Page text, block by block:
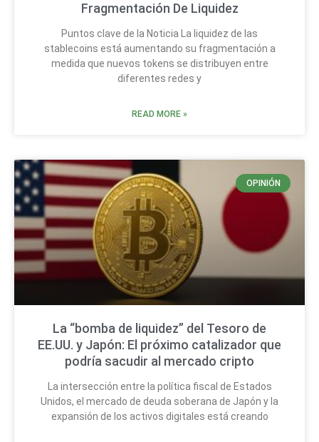
Fragmentación De Liquidez
Puntos clave de la Noticia La liquidez de las
stablecoins está aumentando su fragmentación a
medida que nuevos tokens se distribuyen entre
diferentes redes y
READ MORE »
OPINIÓN
La “bomba de liquidez” del Tesoro de
EE.UU. y Japón: El próximo catalizador que
podría sacudir al mercado cripto
La intersección entre la política fiscal de Estados
Unidos, el mercado de deuda soberana de Japón y la
expansión de los activos digitales está creando